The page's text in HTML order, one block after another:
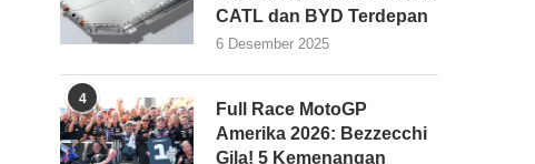
CATL dan BYD Terdepan
6 Desember 2025
4
Full Race MotoGP
Amerika 2026: Bezzecchi
Gila! 5 Kemenangan